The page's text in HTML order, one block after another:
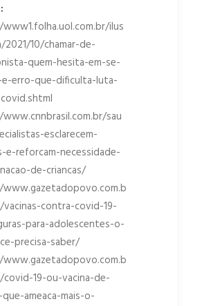
ilus
2021/10/chamar-de-
quem-hesita-em-se-
e-erro-que-dificulta-luta-
sau
esclarecem-
e-reforcam-necessidade-
de-criancas/
contra-covid-19-
para-adolescentes-o-
precisa-saber/
19-ou-vacina-de-
ameaca-mais-o-